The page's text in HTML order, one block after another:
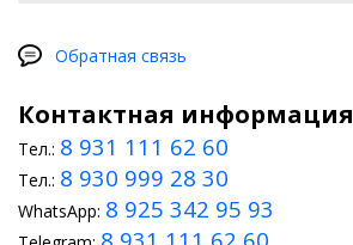
Обратная связь
Контактная информация
Тел.: 8 931 111 62 60
Тел.: 8 930 999 28 30
WhatsApp: 8 925 342 95 93